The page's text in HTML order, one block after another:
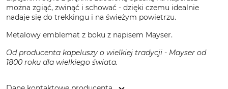
można zgiąć, zwinąć i schować - dzięki czemu idealnie
nadaje się do trekkingu i na świeżym powietrzu.
Metalowy emblemat z boku z napisem Mayser.
Od producenta kapeluszy o wielkiej tradycji - Mayser od
1800 roku dla wielkiego świata.